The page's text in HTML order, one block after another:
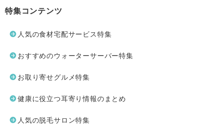
特集コンテンツ
人気の食材宅配サービス特集
おすすめのウォーターサーバー特集
お取り寄せグルメ特集
健康に役立つ耳寄り情報のまとめ
人気の脱毛サロン特集